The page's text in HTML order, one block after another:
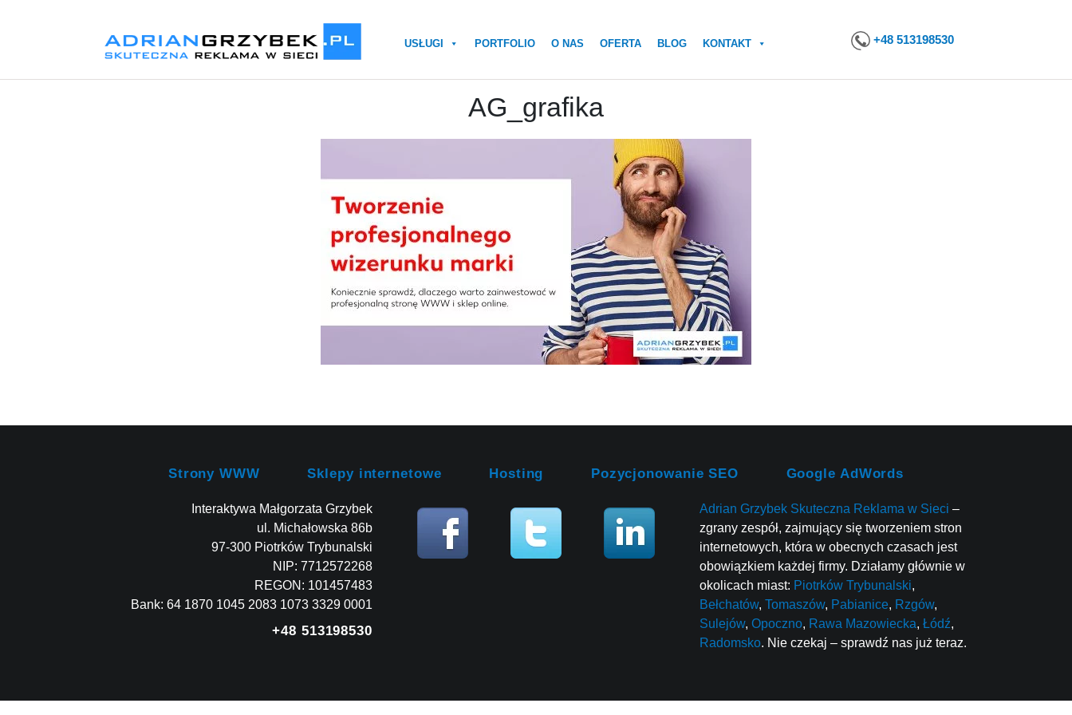
USŁUGI PORTFOLIO O NAS OFERTA BLOG KONTAKT +48 513198530
AG_grafika
Strony WWW Sklepy internetowe Hosting Pozycjonowanie SEO Google AdWords
Interaktywa Małgorzata Grzybek
ul. Michałowska 86b
97-300 Piotrków Trybunalski
NIP: 7712572268
REGON: 101457483
Bank: 64 1870 1045 2083 1073 3329 0001
+48 513198530
Adrian Grzybek Skuteczna Reklama w Sieci –
zgrany zespół, zajmujący się tworzeniem stron
internetowych, która w obecnych czasach jest
obowiązkiem każdej firmy. Działamy głównie w
okolicach miast: Piotrków Trybunalski,
Bełchatów, Tomaszów, Pabianice, Rzgów,
Sulejów, Opoczno, Rawa Mazowiecka, Łódź,
Radomsko. Nie czekaj – sprawdź nas już teraz.